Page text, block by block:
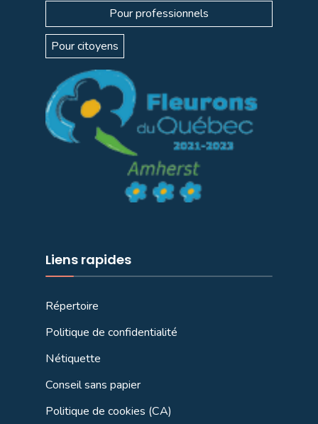
Pour professionnels
Pour citoyens
Liens rapides
Répertoire
Politique de confidentialité
Nétiquette
Conseil sans papier
Politique de cookies (CA)